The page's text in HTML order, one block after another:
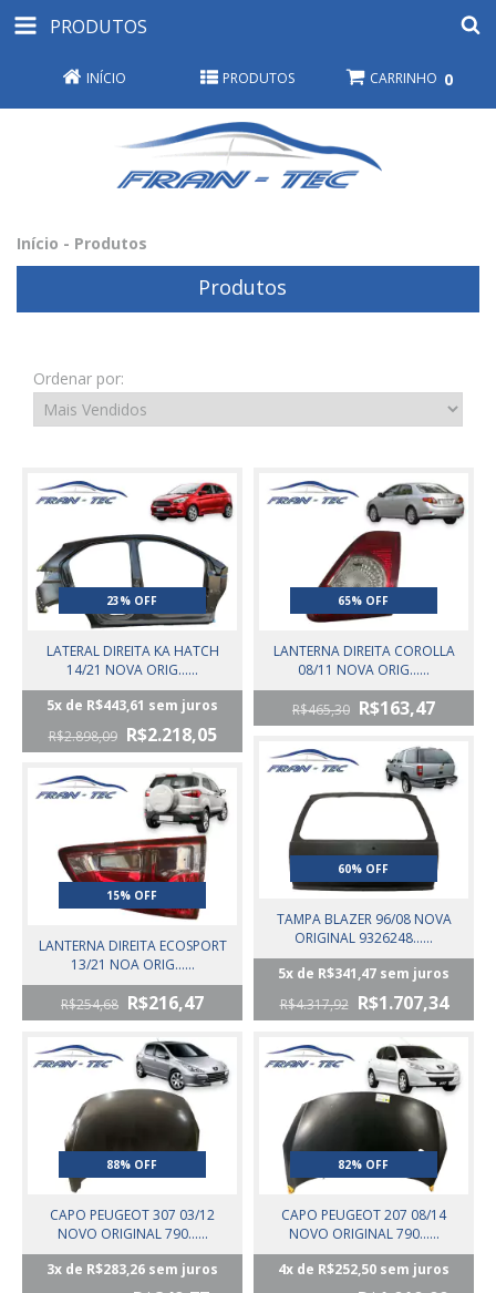
PRODUTOS
INÍCIO PRODUTOS CARRINHO 0
Início - Produtos
Produtos
Ordenar por:
23% OFF
LATERAL DIREITA KA HATCH
14/21 NOVA ORIG......
5x de R$443,61 sem juros
R$2.898,09 R$2.218,05
65% OFF
LANTERNA DIREITA COROLLA
08/11 NOVA ORIG......
R$465,30 R$163,47
15% OFF
LANTERNA DIREITA ECOSPORT
13/21 NOA ORIG......
R$254,68 R$216,47
60% OFF
TAMPA BLAZER 96/08 NOVA
ORIGINAL 9326248......
5x de R$341,47 sem juros
R$4.317,92 R$1.707,34
88% OFF
CAPO PEUGEOT 307 03/12
NOVO ORIGINAL 790......
3x de R$283,26 sem juros
82% OFF
CAPO PEUGEOT 207 08/14
NOVO ORIGINAL 790......
4x de R$252,50 sem juros